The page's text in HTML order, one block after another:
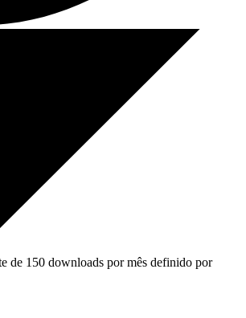
de 150 downloads por mês definido por